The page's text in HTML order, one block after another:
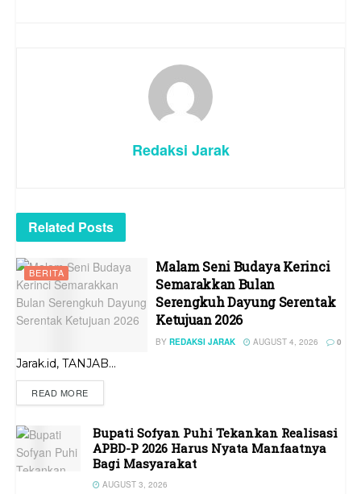
Redaksi Jarak
Related Posts
BERITA
Malam Seni Budaya Kerinci
Semarakkan Bulan
Serengkuh Dayung Serentak
Ketujuan 2026
BY REDAKSI JARAK AUGUST 4, 2026 0
Jarak.id, TANJAB...
READ MORE
Bupati Sofyan Puhi Tekankan Realisasi
APBD-P 2026 Harus Nyata Manfaatnya
Bagi Masyarakat
AUGUST 3, 2026